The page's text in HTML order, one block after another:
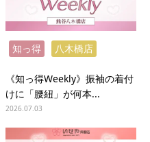
知っ得 八木橋店
《知っ得Weekly》振袖の着付
けに「腰紐」が何本...
2026.07.03